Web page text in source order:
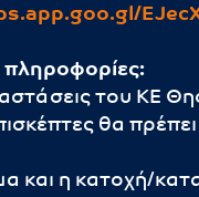
πληροφορίες:
του ΚΕ
θα
και η κατοχή/